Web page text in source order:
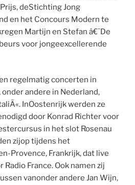
deStichting Jong
en het Concours Modern te
Martijn en Stefan â€˜De
voor jongeexcellerende
regelmatig concerten in
andere in Nederland,
InOostenrijk werden ze
door Konrad Richter voor
in het slot Rosenau
zijop tijdens het
Provence, Frankrijk, dat live
France. Ook namen zij
vanonder andere Jan Wijn,